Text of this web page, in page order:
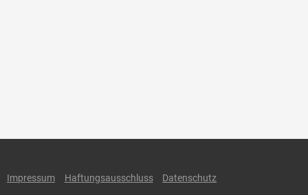
Impressum Haftungsausschluss Datenschutz